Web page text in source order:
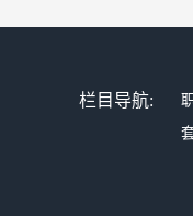
栏目导航: